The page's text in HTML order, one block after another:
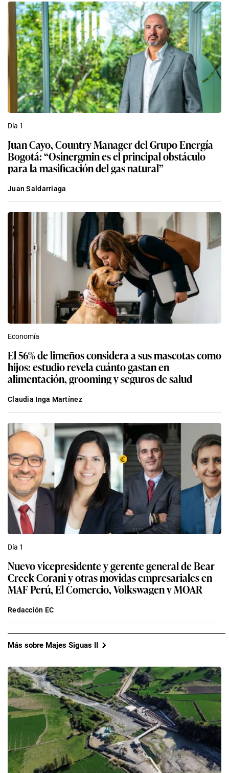
Día 1
Juan Cayo, Country Manager del Grupo Energía
Bogotá: “Osinergmin es el principal obstáculo
para la masificación del gas natural”
Juan Saldarriaga
Economía
El 56% de limeños considera a sus mascotas como
hijos: estudio revela cuánto gastan en
alimentación, grooming y seguros de salud
Claudia Inga Martínez
Día 1
Nuevo vicepresidente y gerente general de Bear
Creek Corani y otras movidas empresariales en
MAF Perú, El Comercio, Volkswagen y MOAR
Redacción EC
Más sobre Majes Siguas II